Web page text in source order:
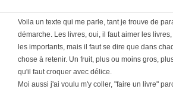
Voila un texte qui me parle, tant je trouve de
démarche. Les livres, oui, il faut aimer les
les importants, mais il faut se dire que dans
chose à retenir. Un fruit, plus ou moins gros,
qu'il faut croquer avec délice.
Moi aussi j'ai voulu m'y coller, "faire un livre"